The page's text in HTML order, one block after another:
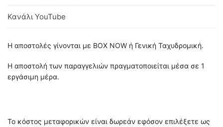
Κανάλι YouTube
Η αποστολές γίνονται με BOX NOW ή Γενική Ταχυδρομική.
Η αποστολή των παραγγελιών πραγματοποιείται μέσα σε 1
εργάσιμη μέρα.
Το κόστος μεταφορικών είναι δωρεάν εφόσον επιλέξετε ως